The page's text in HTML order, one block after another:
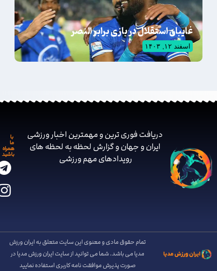
غایبان استقلال در بازی برابر النصر
اسفند ۱۲, ۱۴۰۳
دریافت فوری ترین و مهمترین اخبار ورزشی
ایران و جهان و گزارش لحظه به لحظه های
رویدادهای مهم ‌ورزشی
همراه
باشید
تمام حقوق مادی و معنوی این سایت متعلق به ایران ورزش
مدیا می باشد. شما می توانید از سایت ایران ورزش مدیا در
صورت پذیرش موافقت نامه کاربری استفاده نمایید